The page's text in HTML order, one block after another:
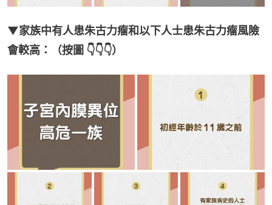
▼家族中有人患朱古力瘤和以下人士患朱古力瘤風險
會較高：（按圖 👇👇👇）